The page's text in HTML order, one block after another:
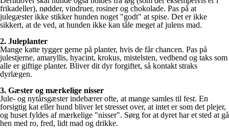
frikadeller), nødder, vindruer, rosiner og chokolade. Pas på at
julegæster ikke stikker hunden noget "godt" at spise. Det er ikke
sikkert, at de ved, at hunden ikke kan tåle meget af julens mad.
2. Juleplanter
Mange katte tygger gerne på planter, hvis de får chancen. Pas på
julestjerne, amaryllis, hyacint, krokus, mistelsten, vedbend og taks som
alle er giftige planter. Bliver dit dyr forgiftet, så kontakt straks
dyrlægen.
3. Gæster og mærkelige nisser
Jule- og nytårsgæster indebærer ofte, at mange samles til fest. En
forsigtig kat eller hund bliver let stresset over, at intet er som det plejer,
og huset fyldes af mærkelige "nisser". Sørg for at dyret har et sted at gå
hen med ro, fred, lidt mad og drikke.